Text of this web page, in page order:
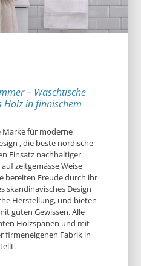
– Waschtische
Holz in finnischem
Marke für moderne
, die beste nordische
Einsatz nachhaltiger
zeitgemässe Weise
bereiten Freude durch ihr
skandinavisches Design
Herstellung, und bieten
guten Gewissen. Alle
Holzspänen und mit
firmeneigenen Fabrik in